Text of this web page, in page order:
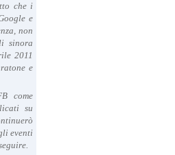
che i
e
non
sinora
2011
e
come
su
eventi